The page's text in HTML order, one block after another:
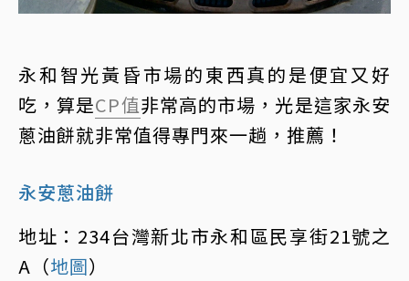
永和智光黃昏市場的東西真的是便宜又好
吃，算是CP值非常高的市場，光是這家永安
蔥油餅就非常值得專門來一趟，推薦！
永安蔥油餅
地址：234台灣新北市永和區民享街21號之
A（地圖）